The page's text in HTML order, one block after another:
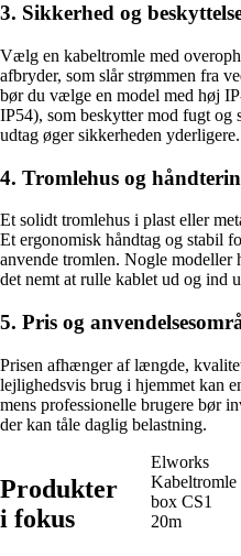
3. Sikkerhed og
Vælg en kabeltromle med
afbryder, som slår strømmen fra
bør du vælge en model med høj
IP54), som beskytter mod fugt og
udtag øger sikkerheden yderligere.
4. Tromlehus og
Et solidt tromlehus i plast eller
Et ergonomisk håndtag og stabil
anvende tromlen. Nogle modeller
det nemt at rulle kablet ud og ind
5. Pris og
Prisen afhænger af længde,
lejlighedsvis brug i hjemmet kan
mens professionelle brugere bør
der kan tåle daglig belastning.
Produkter
i fokus
Elworks
Kabeltromle
box CS1
20m